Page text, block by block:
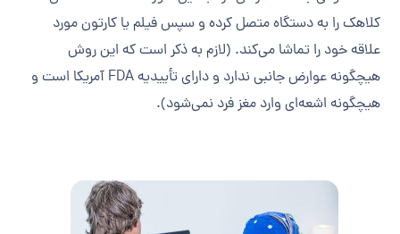
کلاهک را به دستگاه متصل کرده و سپس فیلم یا کارتون مورد
علاقه خود را تماشا می‌کند. (لازم به ذکر است که این روش
هیچگونه عوارض جانبی ندارد و دارای تأییدیه FDA آمریکا است و
هیچگونه اشعه‌ای وارد مغز فرد نمی‌شود).